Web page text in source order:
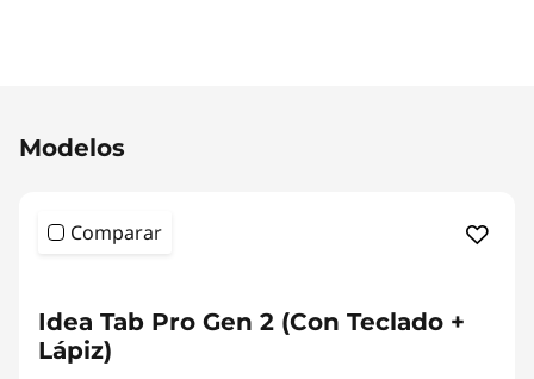
Modelos
Comparar
Idea Tab Pro Gen 2 (Con Teclado +
Lápiz)